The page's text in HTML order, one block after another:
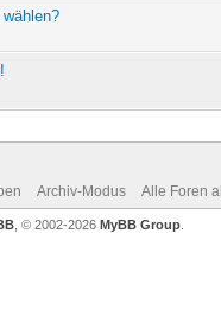
Archiv-Modus Alle Foren
, © 2002-2026 MyBB Group